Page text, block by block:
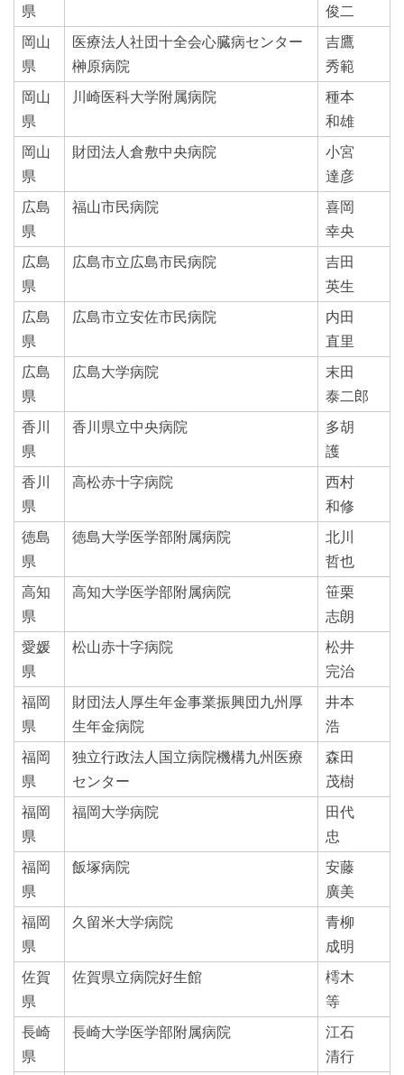
県
俊二
岡山
県
医療法人社団十全会心臓病センター
榊原病院
吉鷹
秀範
岡山
県
川崎医科大学附属病院
種本
和雄
岡山
県
財団法人倉敷中央病院
小宮
達彦
広島
県
福山市民病院
喜岡
幸央
広島
県
広島市立広島市民病院
吉田
英生
広島
県
広島市立安佐市民病院
内田
直里
広島
県
広島大学病院
末田
泰二郎
香川
県
香川県立中央病院
多胡
護
香川
県
高松赤十字病院
西村
和修
徳島
県
徳島大学医学部附属病院
北川
哲也
高知
県
高知大学医学部附属病院
笹栗
志朗
愛媛
県
松山赤十字病院
松井
完治
福岡
県
財団法人厚生年金事業振興団九州厚
生年金病院
井本
浩
福岡
県
独立行政法人国立病院機構九州医療
センター
森田
茂樹
福岡
県
福岡大学病院
田代
忠
福岡
県
飯塚病院
安藤
廣美
福岡
県
久留米大学病院
青柳
成明
佐賀
県
佐賀県立病院好生館
樗木
等
長崎
県
長崎大学医学部附属病院
江石
清行